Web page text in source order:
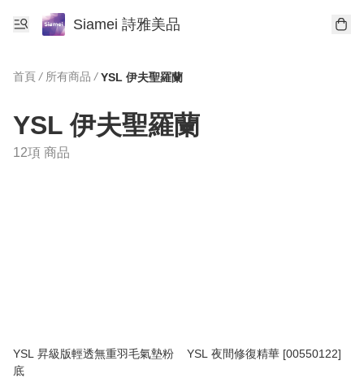
Siamei 詩雅美品
首頁 / 所有商品 / YSL 伊夫聖羅蘭
YSL 伊夫聖羅蘭
12項 商品
YSL 昇級版輕透無重羽毛氣墊粉
底
YSL 夜間修復精華 [00550122]